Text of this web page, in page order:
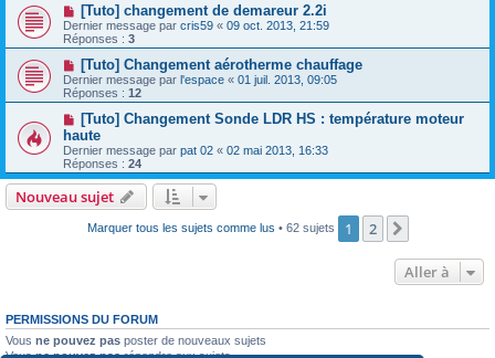
[Tuto] changement de demareur 2.2i
Dernier message par cris59 « 09 oct. 2013, 21:59
Réponses : 3
[Tuto] Changement aérotherme chauffage
Dernier message par l'espace « 01 juil. 2013, 09:05
Réponses : 12
[Tuto] Changement Sonde LDR HS : température moteur
haute
Dernier message par pat 02 « 02 mai 2013, 16:33
Réponses : 24
Nouveau sujet
Marquer tous les sujets comme lus • 62 sujets 1 2
Aller à
PERMISSIONS DU FORUM
Vous ne pouvez pas poster de nouveaux sujets